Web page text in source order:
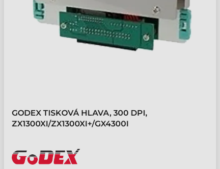
GODEX TISKOVÁ HLAVA, 300 DPI,
ZX1300XI/ZX1300XI+/GX4300I